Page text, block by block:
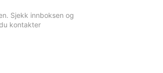
Sjekk innboksen og
kontakter